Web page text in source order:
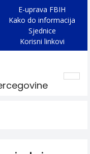
E-uprava FBIH
Kako do informacija
Sjednice
Korisni linkovi